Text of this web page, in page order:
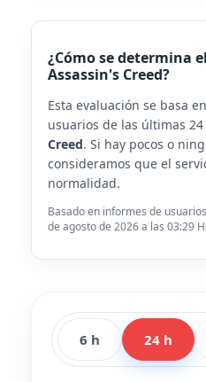
¿Cómo se determina
Assassin's Creed?
Esta evaluación se basa
usuarios de las últimas
Creed. Si hay pocos o
consideramos que el
normalidad.
Basado en informes de
de agosto de 2026 a las 03:29
6 h 24 h